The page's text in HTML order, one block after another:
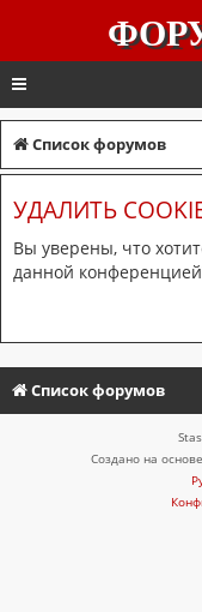
Список форумов
УДАЛИТЬ
Вы уверены, что
данной
Список форумов
Создано на основе